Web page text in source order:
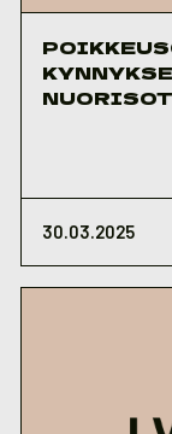
30.03.2025